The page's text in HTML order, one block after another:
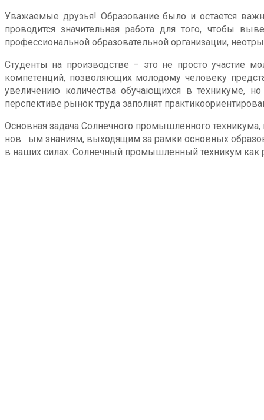
Уважаемые друзья! Образование было и остается
проводится значительная работа для того, чтобы
профессиональной образовательной организации,
Студенты на производстве – это не просто участие
компетенций, позволяющих молодому человеку
увеличению количества обучающихся в техникуме,
перспективе рынок труда заполнят
Основная задача Солнечного промышленного
нов ым знаниям, выходящим за рамки основных
в наших силах. Солнечный промышленный техникум как